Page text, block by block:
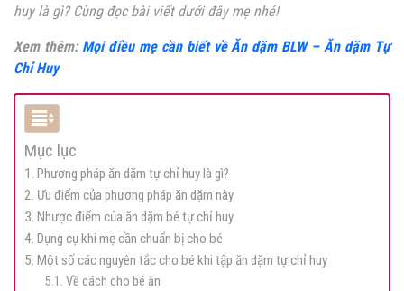
huy là gì? Cùng đọc bài viết dưới đây mẹ nhé!
Xem thêm: Mọi điều mẹ cần biết về Ăn dặm BLW – Ăn dặm Tự
Chỉ Huy
Mục lục
1. Phương pháp ăn dặm tự chỉ huy là gì?
2. Ưu điểm của phương pháp ăn dặm này
3. Nhược điểm của ăn dặm bé tự chỉ huy
4. Dụng cụ khi mẹ cần chuẩn bị cho bé
5. Một số các nguyên tắc cho bé khi tập ăn dặm tự chỉ huy
5.1. Về cách cho bé ăn